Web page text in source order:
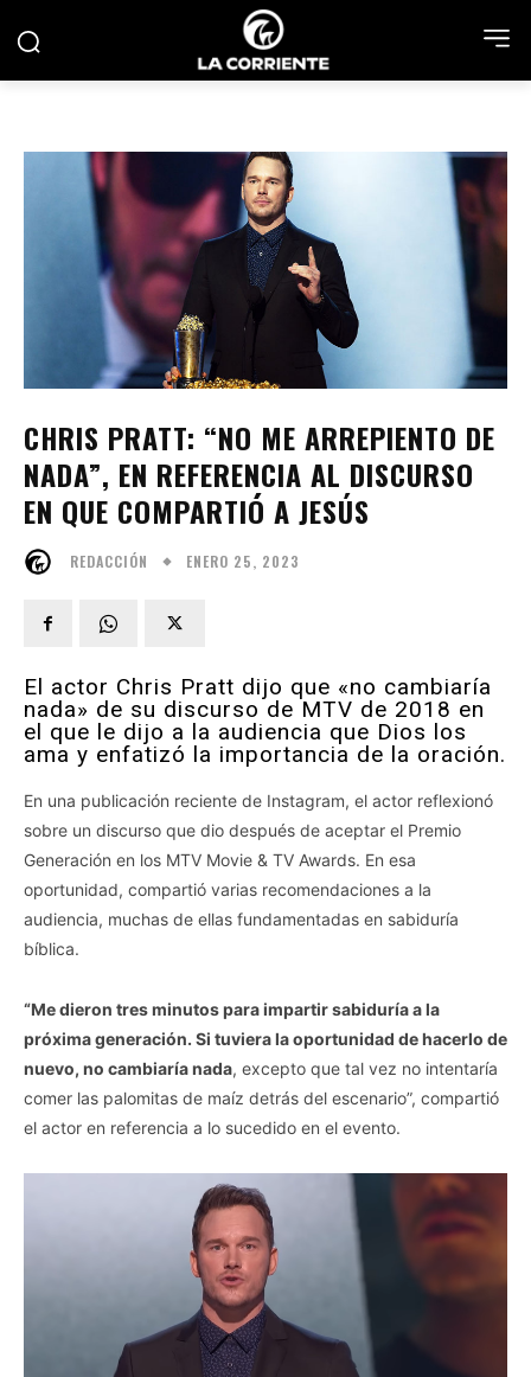
CHRIS PRATT: “NO ME ARREPIENTO DE
NADA”, EN REFERENCIA AL DISCURSO
EN QUE COMPARTIÓ A JESÚS
REDACCIÓN ENERO 25, 2023
El actor Chris Pratt dijo que «no cambiaría
nada» de su discurso de MTV de 2018 en
el que le dijo a la audiencia que Dios los
ama y enfatizó la importancia de la oración.
En una publicación reciente de Instagram, el actor reflexionó
sobre un discurso que dio después de aceptar el Premio
Generación en los MTV Movie & TV Awards. En esa
oportunidad, compartió varias recomendaciones a la
audiencia, muchas de ellas fundamentadas en sabiduría
bíblica.
“Me dieron tres minutos para impartir sabiduría a la
próxima generación. Si tuviera la oportunidad de hacerlo de
nuevo, no cambiaría nada, excepto que tal vez no intentaría
comer las palomitas de maíz detrás del escenario”, compartió
el actor en referencia a lo sucedido en el evento.